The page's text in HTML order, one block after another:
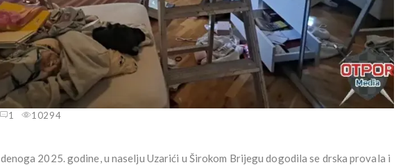
1 10294
2025. godine, u naselju Uzarići u Širokom Brijegu dogodila se drska provala i